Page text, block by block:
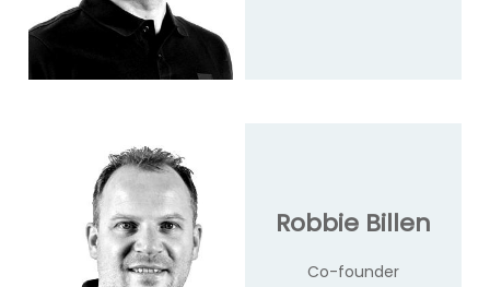
Robbie Billen
Co-founder